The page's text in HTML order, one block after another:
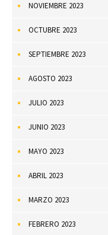
NOVIEMBRE 2023
OCTUBRE 2023
SEPTIEMBRE 2023
AGOSTO 2023
JULIO 2023
JUNIO 2023
MAYO 2023
ABRIL 2023
MARZO 2023
FEBRERO 2023